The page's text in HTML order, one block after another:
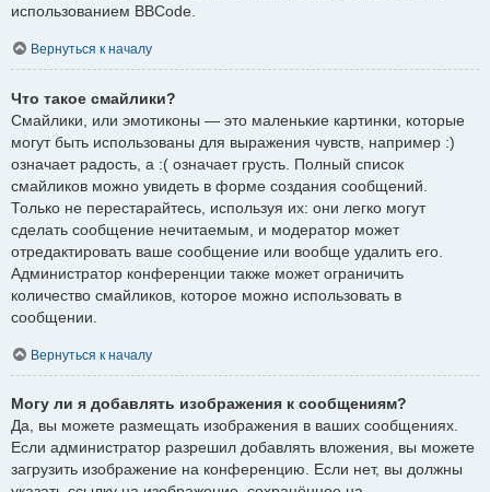
использованием BBCode.
Вернуться к началу
Что такое смайлики?
Смайлики, или эмотиконы — это маленькие картинки, которые
могут быть использованы для выражения чувств, например :)
означает радость, а :( означает грусть. Полный список
смайликов можно увидеть в форме создания сообщений.
Только не перестарайтесь, используя их: они легко могут
сделать сообщение нечитаемым, и модератор может
отредактировать ваше сообщение или вообще удалить его.
Администратор конференции также может ограничить
количество смайликов, которое можно использовать в
сообщении.
Вернуться к началу
Могу ли я добавлять изображения к сообщениям?
Да, вы можете размещать изображения в ваших сообщениях.
Если администратор разрешил добавлять вложения, вы можете
загрузить изображение на конференцию. Если нет, вы должны